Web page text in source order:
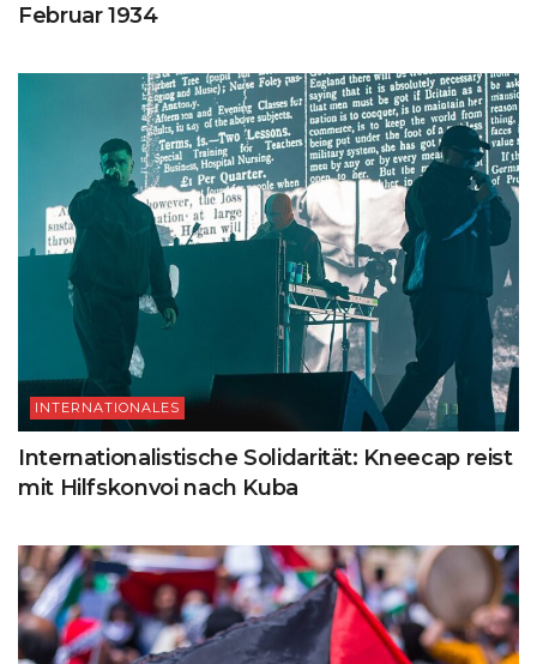
Februar 1934
INTERNATIONALES
Internationalistische Solidarität: Kneecap reist
mit Hilfskonvoi nach Kuba